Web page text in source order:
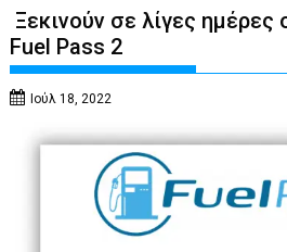
Ξεκινούν σε λίγες ημέρες
Fuel Pass 2
Ιούλ 18, 2022